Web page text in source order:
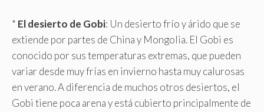
* El desierto de Gobi: Un desierto frío y árido que se
extiende por partes de China y Mongolia. El Gobi es
conocido por sus temperaturas extremas, que pueden
variar desde muy frías en invierno hasta muy calurosas
en verano. A diferencia de muchos otros desiertos, el
Gobi tiene poca arena y está cubierto principalmente de